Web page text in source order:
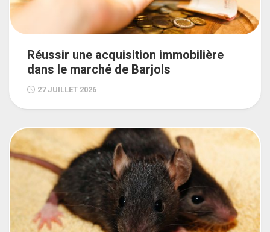
Réussir une acquisition immobilière
dans le marché de Barjols
27 JUILLET 2026